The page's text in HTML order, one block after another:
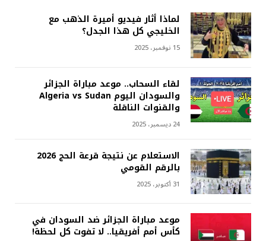
لماذا أثار فيديو أميرة الذهب مع
الخليجي كل هذا الجدل؟
15 نوفمبر، 2025
لقاء السحاب.. موعد مباراة الجزائر
والسودان اليوم Algeria vs Sudan
والقنوات الناقلة
24 ديسمبر، 2025
الاستعلام عن نتيجة قرعة الحج 2026
بالرقم القومي
31 أكتوبر، 2025
موعد مباراة الجزائر ضد السودان في
كأس أمم أفريقيا.. لا تفوت كل لحظة!